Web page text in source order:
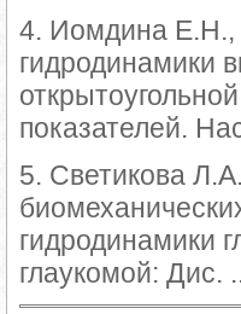
4. Иомдина Е.Н.,
гидродинамики
показателей.
5. Светикова
гидродинамики
глаукомой: Дис.